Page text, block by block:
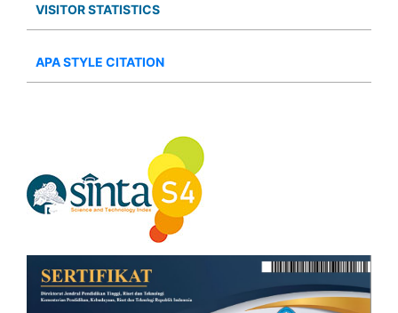
VISITOR STATISTICS
APA STYLE CITATION